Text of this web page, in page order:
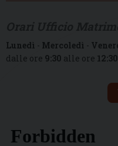
Lunedì - Mercoledì -
dalle ore 9:30 alle ore 12:30